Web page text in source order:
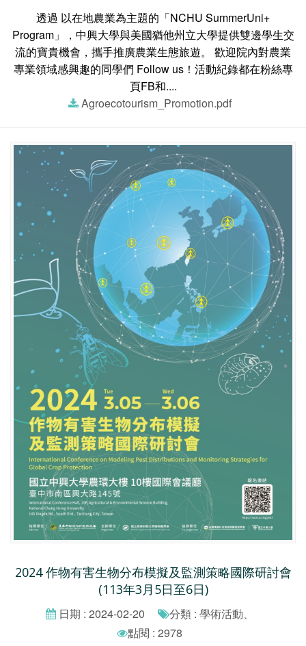
透過 以在地農業為主題的「NCHU SummerUni+
Program」，中興大學與美國猶他州立大學提供雙邊學生交
流的寶貴機會，攜手推廣農業生態旅遊。 歡迎院內對農業
專業領域感興趣的同學們 Follow us！活動紀錄都在粉絲專
頁FB和....
Agroecotourism_Promotion.pdf
2024 作物有害生物分布模擬及監測策略國際研討會
(113年3月5日至6日)
日期 : 2024-02-20
分類 : 學術活動、
點閱 : 2978